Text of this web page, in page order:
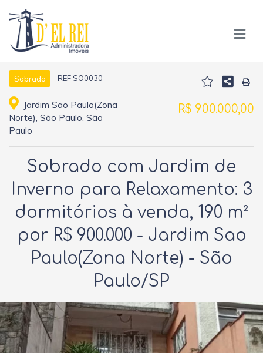
Sobrado REF SO0030
Jardim Sao Paulo(Zona
Norte), São Paulo, São
Paulo
R$ 900.000,00
Sobrado com Jardim de
Inverno para Relaxamento: 3
dormitórios à venda, 190 m²
por R$ 900.000 - Jardim Sao
Paulo(Zona Norte) - São
Paulo/SP